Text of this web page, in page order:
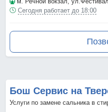
Сегодня работает до 18:00
Бош Сервис на
Услуги по замене сальника в